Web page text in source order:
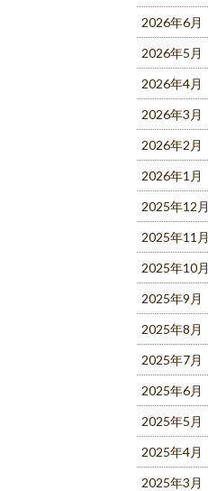
2026年6月
2026年5月
2026年4月
2026年3月
2026年2月
2026年1月
2025年12月
2025年11月
2025年10月
2025年9月
2025年8月
2025年7月
2025年6月
2025年5月
2025年4月
2025年3月